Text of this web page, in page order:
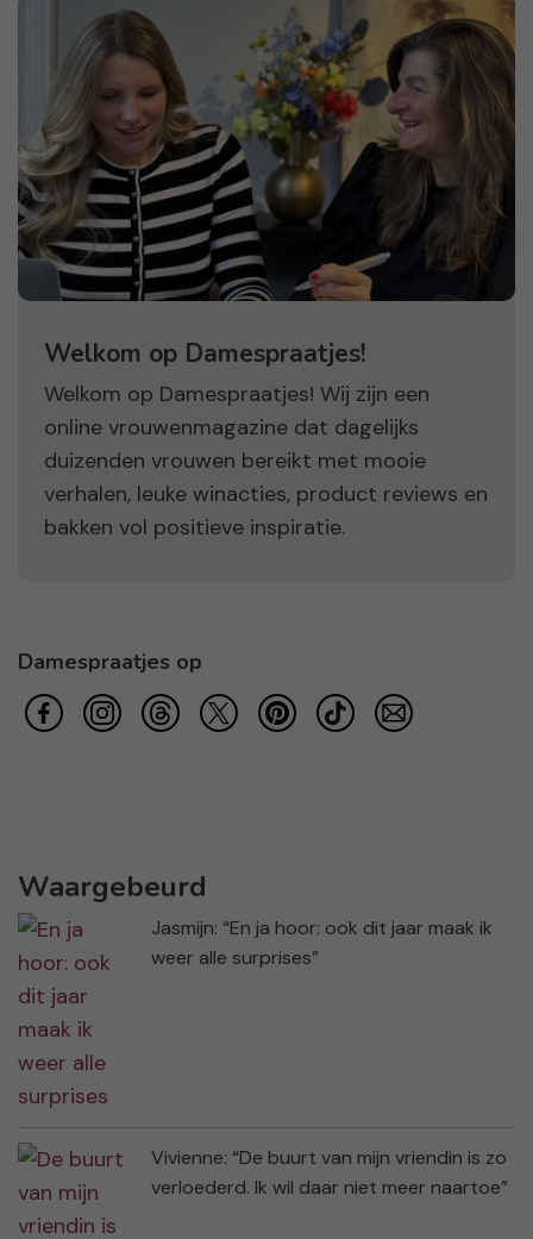
Welkom op Damespraatjes!
Welkom op Damespraatjes! Wij zijn een
online vrouwenmagazine dat dagelijks
duizenden vrouwen bereikt met mooie
verhalen, leuke winacties, product reviews en
bakken vol positieve inspiratie.
Damespraatjes op
Waargebeurd
Jasmijn: “En ja hoor: ook dit jaar maak ik
weer alle surprises”
Vivienne: “De buurt van mijn vriendin is zo
verloederd. Ik wil daar niet meer naartoe”